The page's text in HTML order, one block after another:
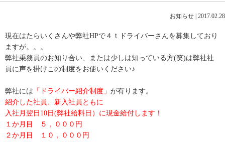
お知らせ 2017.02.28
現在はたらいくさんや弊社HPで４ｔドライバーさんを募集しており
ますが。。。
弊社乗務員のお知り合い、または少しは知っている方(笑)は弊社社
員に声を掛けこの制度をお使いください♪
弊社には 「ドライバー紹介制度」 が有ります。
紹介した社員、新入社員ともに
入社月翌日10日(弊社給料日）に現金給付します！
１か月目 ５，０００円
２か月目 １０，０００円